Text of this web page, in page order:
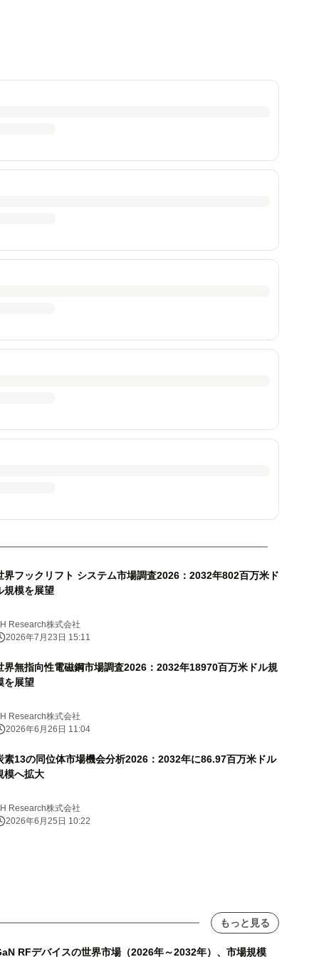
界フックリフト システム市場調査2026：2032年802百万米ド
規模を展望
Research株式会社
2026年7月23日 15:11
界無指向性電磁鋼市場調査2026：2032年18970百万米ドル規
を展望
Research株式会社
2026年6月26日 11:04
素13の同位体市場機会分析2026：2032年に86.97百万米ドル
模へ拡大
Research株式会社
2026年6月25日 10:22
もっと見る
RFデバイスの世界市場（2026年～2032年）、市場規模